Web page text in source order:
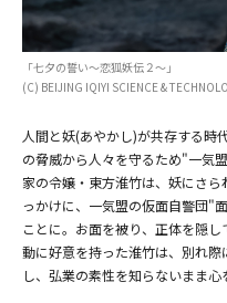
「七夕の誓い～恋狐妖伝２～」
(C) BEIJING IQIYI SCIENCE &
人間と妖(あやかし)が共存する時
の脅威から人々を守るため"一気
家の令嬢・東方淮竹は、妖にさ
っかけに、一気盟の仮面自警団"
ことに。お面を被り、正体を隠
動に好意を持った淮竹は、別れ
し、弘業の素性を知らないまま心